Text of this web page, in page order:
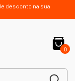
desconto na sua
0